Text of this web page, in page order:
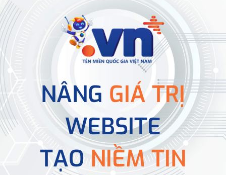
NÂNG GIÁ TRỊ
WEBSITE
TẠONIỀM TIN